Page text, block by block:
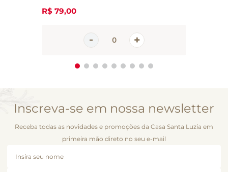
R$ 79,00
Inscreva-se em nossa newsletter
Receba todas as novidades e promoções da Casa Santa Luzia em
primeira mão direto no seu e-mail